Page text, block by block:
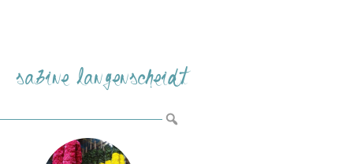
sabine langenscheidt